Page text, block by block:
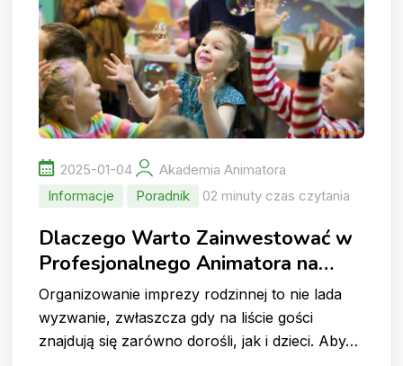
2025-01-04
Akademia Animatora
Informacje
Poradnik 02 minuty czas czytania
Dlaczego Warto Zainwestować w
Profesjonalnego Animatora na
Imprezy Rodzinne?
Organizowanie imprezy rodzinnej to nie lada
wyzwanie, zwłaszcza gdy na liście gości
znajdują się zarówno dorośli, jak i dzieci. Aby…